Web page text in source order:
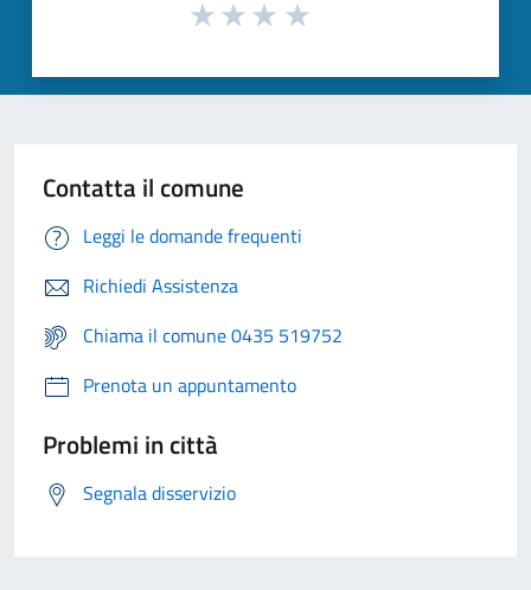
Contatta il comune
Leggi le domande frequenti
Richiedi Assistenza
Chiama il comune 0435 519752
Prenota un appuntamento
Problemi in città
Segnala disservizio